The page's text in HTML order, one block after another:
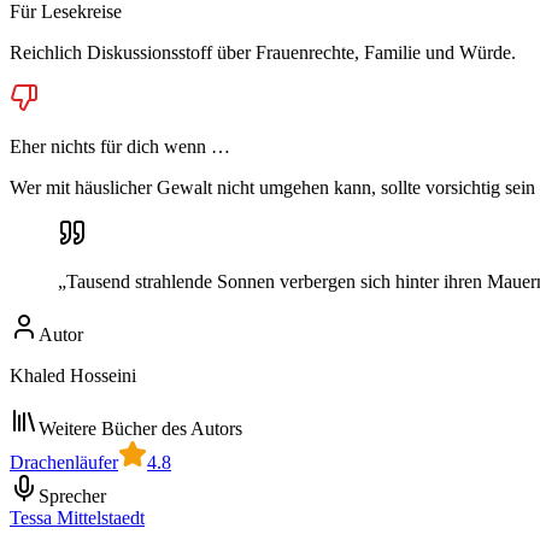
Für Lesekreise
Reichlich Diskussionsstoff über Frauenrechte, Familie und Würde.
Eher nichts für dich wenn …
Wer mit häuslicher Gewalt nicht umgehen kann, sollte vorsichtig
„Tausend strahlende Sonnen verbergen sich hinter ihren
Autor
Khaled Hosseini
Weitere Bücher des Autors
Drachenläufer
4.8
Sprecher
Tessa Mittelstaedt